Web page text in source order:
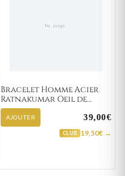
Bracelet Homme Acier
Ratnakumar Oeil de
tigre
AJOUTER 39,00€
CLUB 19,50€ →